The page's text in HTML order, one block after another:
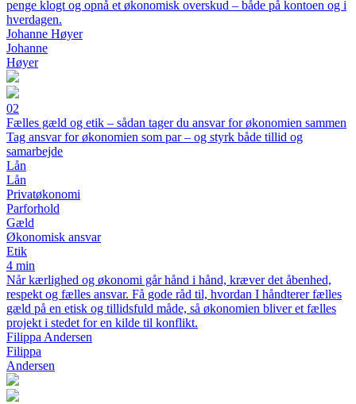
penge klogt og opnå et økonomisk overskud – både på kontoen og i
hverdagen.
Johanne Høyer
Johanne
Høyer
02
Fælles gæld og etik – sådan tager du ansvar for økonomien sammen
Tag ansvar for økonomien som par – og styrk både tillid og
samarbejde
Lån
Lån
Privatøkonomi
Parforhold
Gæld
Økonomisk ansvar
Etik
4 min
Når kærlighed og økonomi går hånd i hånd, kræver det åbenhed,
respekt og fælles ansvar. Få gode råd til, hvordan I håndterer fælles
gæld på en etisk og tillidsfuld måde, så økonomien bliver et fælles
projekt i stedet for en kilde til konflikt.
Filippa Andersen
Filippa
Andersen